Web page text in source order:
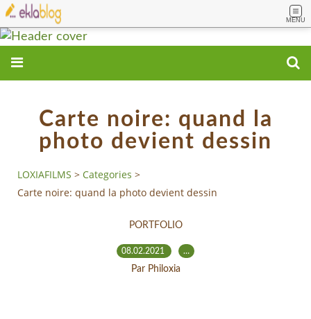
MENU
Carte noire: quand la
photo devient dessin
LOXIAFILMS > Categories >
Carte noire: quand la photo devient dessin
PORTFOLIO
08.02.2021 …
Par Philoxia